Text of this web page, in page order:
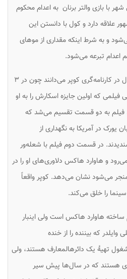
با بازی والتر برنان به اعدام محکوم
علاقه دارد و کول با دانستن این
و به شرط اینکه مقداری از موهای
اعدام تبرعه می‌شود.
خیلی‌ها سال ۱۹۴۱ را بهترین سال در کارنامه‌گری کوپر می‌دانند چون در ۳
که اولین جایزه اسکارش را به او
فیلم به دو قسمت تقسیم می‌شد که
یورک در آمریکا به نگهداری از
در قسمت دوم فیلم با شعله‌ور
و هاوارد هاکس دلاوری‌های او را در
می‌شود نشان می‌دهد. کوپر واقعاً
سینما را خلق می‌کند.
هاوارد هاکس است ولی اینبار
که بیننده را از خنده
تهیهٔ یک دائرهالمعارف هستند، ولی
هستند که در سال‌ها پیش سیر